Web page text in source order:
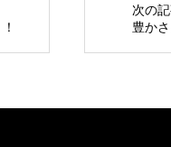
次の
豊か